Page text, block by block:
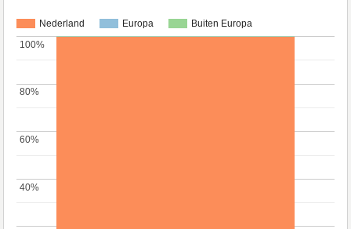
Nederland Europa Buiten Europa
40%
40%
60%
60%
80%
80%
100%
100%